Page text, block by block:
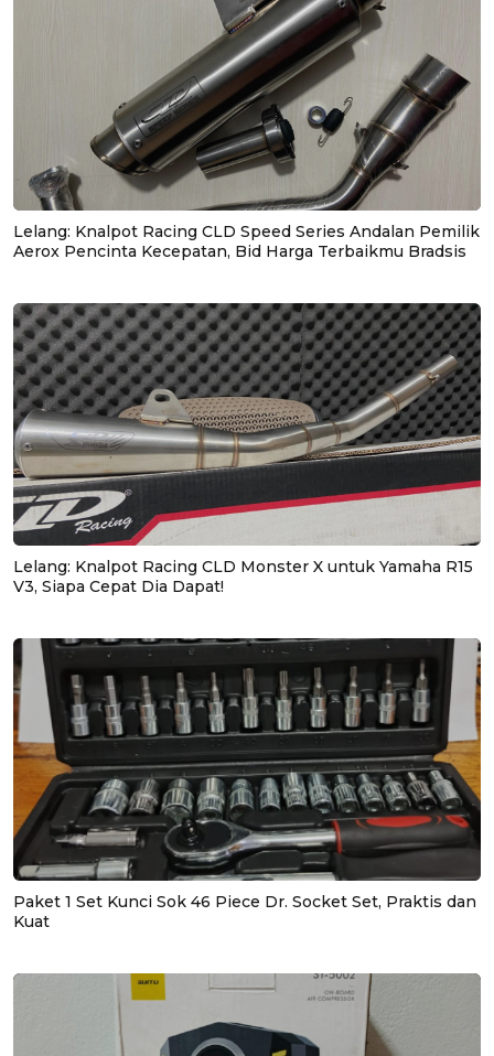
Lelang: Knalpot Racing CLD Speed Series Andalan Pemilik
Aerox Pencinta Kecepatan, Bid Harga Terbaikmu Bradsis
Lelang: Knalpot Racing CLD Monster X untuk Yamaha R15
V3, Siapa Cepat Dia Dapat!
Paket 1 Set Kunci Sok 46 Piece Dr. Socket Set, Praktis dan
Kuat